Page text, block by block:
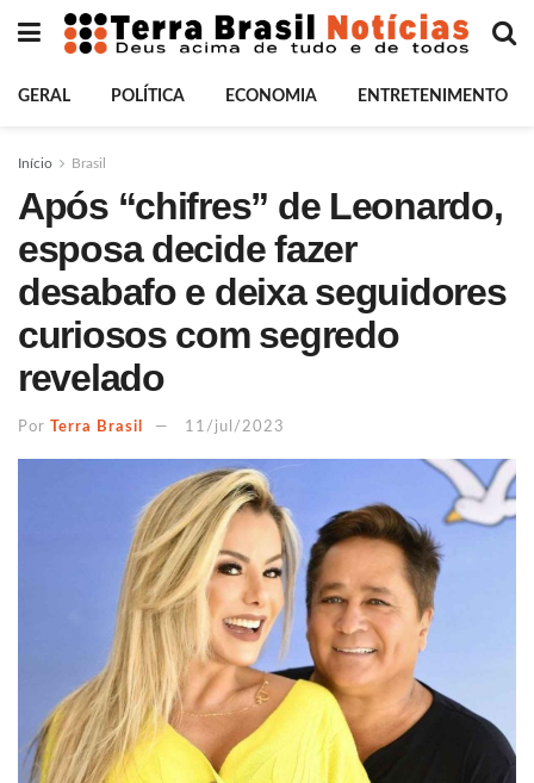
GERAL POLÍTICA ECONOMIA ENTRETENIMENTO
Início Brasil
Após “chifres” de Leonardo,
esposa decide fazer
desabafo e deixa seguidores
curiosos com segredo
revelado
Por Terra Brasil 11/jul/2023